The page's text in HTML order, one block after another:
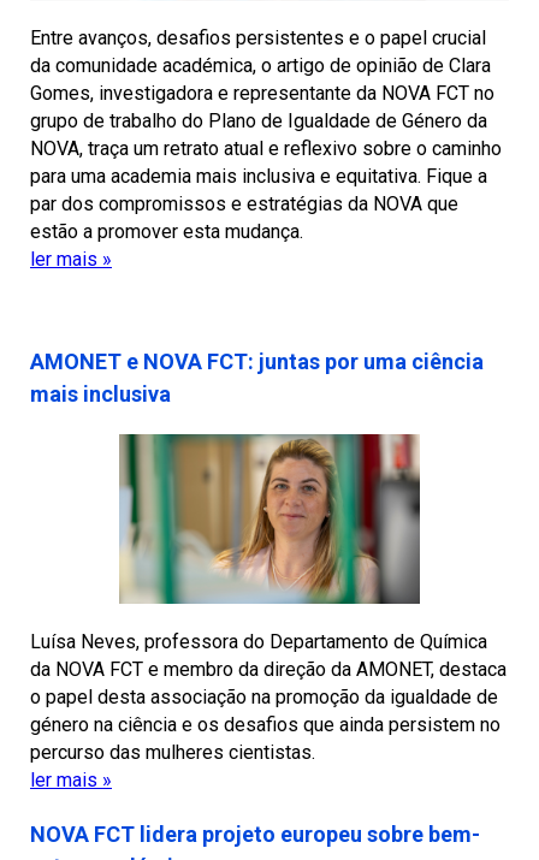
Entre avanços, desafios persistentes e o papel crucial
da comunidade académica, o artigo de opinião de Clara
Gomes, investigadora e representante da NOVA FCT no
grupo de trabalho do Plano de Igualdade de Género da
NOVA, traça um retrato atual e reflexivo sobre o caminho
para uma academia mais inclusiva e equitativa. Fique a
par dos compromissos e estratégias da NOVA que
estão a promover esta mudança.
ler mais »
AMONET e NOVA FCT: juntas por uma ciência
mais inclusiva
Luísa Neves, professora do Departamento de Química
da NOVA FCT e membro da direção da AMONET, destaca
o papel desta associação na promoção da igualdade de
género na ciência e os desafios que ainda persistem no
percurso das mulheres cientistas.
ler mais »
NOVA FCT lidera projeto europeu sobre bem-